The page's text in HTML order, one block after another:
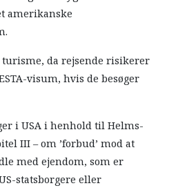
amerikanske
da rejsende risikerer
visum, hvis de besøger
i USA i henhold til Helms-
III – om ’forbud’ mod at
med ejendom, som er
statsborgere eller